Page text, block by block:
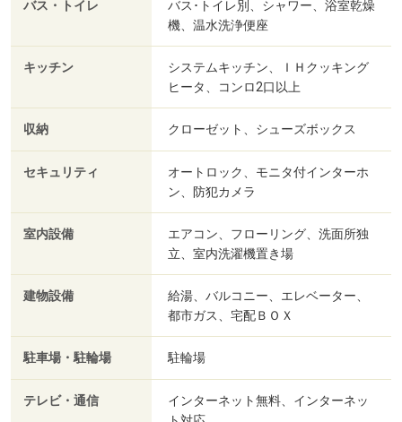
バス・トイレ
バス･トイレ別、シャワー、浴室乾燥
機、温水洗浄便座
キッチン
システムキッチン、ＩＨクッキング
ヒータ、コンロ2口以上
収納 クローゼット、シューズボックス
セキュリティ
オートロック、モニタ付インターホ
ン、防犯カメラ
室内設備
エアコン、フローリング、洗面所独
立、室内洗濯機置き場
建物設備
給湯、バルコニー、エレベーター、
都市ガス、宅配ＢＯＸ
駐車場・駐輪場 駐輪場
テレビ・通信
インターネット無料、インターネッ